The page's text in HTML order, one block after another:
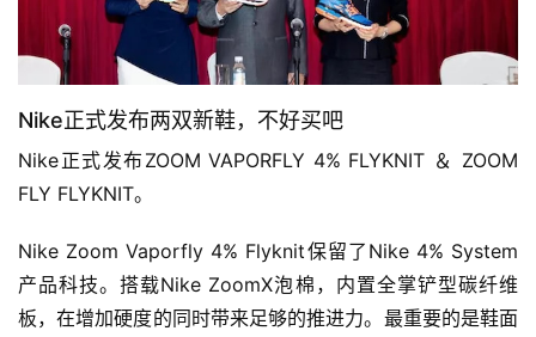
Nike正式发布两双新鞋，不好买吧
Nike正式发布ZOOM VAPORFLY 4% FLYKNIT ＆ ZOOM
FLY FLYKNIT。
Nike Zoom Vaporfly 4% Flyknit保留了Nike 4% System
产品科技。搭载Nike ZoomX泡棉，内置全掌铲型碳纤维
板，在增加硬度的同时带来足够的推进力。最重要的是鞋面